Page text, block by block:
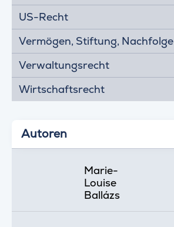
US-Recht
Vermögen, Stiftung, Nachfolge
Verwaltungsrecht
Wirtschaftsrecht
Autoren
Marie-
Louise
Ballázs